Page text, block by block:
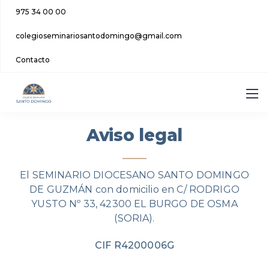
975 34 00 00
colegioseminariosantodomingo@gmail.com
Contacto
Aviso legal
El SEMINARIO DIOCESANO SANTO DOMINGO
DE GUZMÁN con domicilio en C/ RODRIGO
YUSTO Nº 33, 42300 EL BURGO DE OSMA
(SORIA).
CIF R4200006G